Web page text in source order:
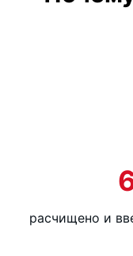
Трансмиссия:
фрикционным
Ширина
Ширина
(мм)
расчищено и